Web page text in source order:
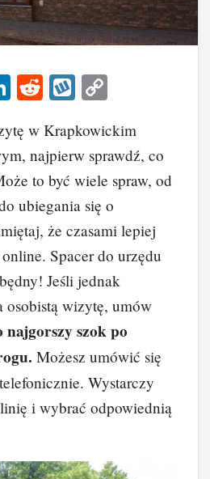
Li
k
e
dI
n
R
d
di
t
W
o
p
p
y
Li
n
k
w Krapkowickim
najpierw sprawdź, co
to być wiele spraw, od
ubiegania się o
że czasami lepiej
Spacer do urzędu
Jeśli jednak
osobistą wizytę, umów
szok po
Możesz umówić się
Wystarczy
i wybrać odpowiednią